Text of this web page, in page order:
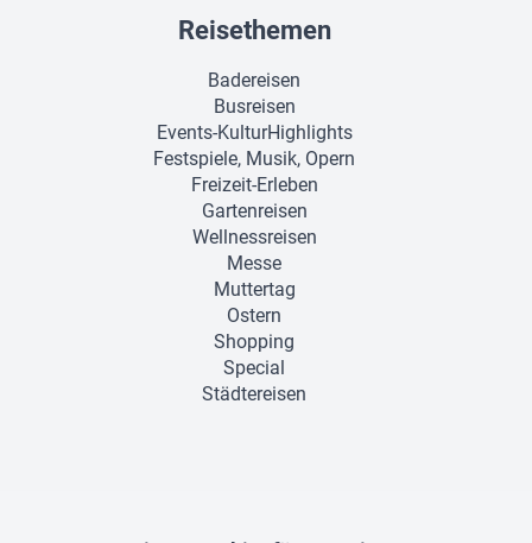
Reisethemen
Badereisen
Busreisen
Events-KulturHighlights
Festspiele, Musik, Opern
Freizeit-Erleben
Gartenreisen
Wellnessreisen
Messe
Muttertag
Ostern
Shopping
Special
Städtereisen